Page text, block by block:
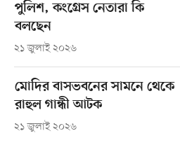
পুলিশ, কংগ্রেস নেতারা কি
বলছেন
২১ জুলাই ২০২৬
মোদির বাসভবনের সামনে থেকে
রাহুল গান্ধী আটক
২১ জুলাই ২০২৬